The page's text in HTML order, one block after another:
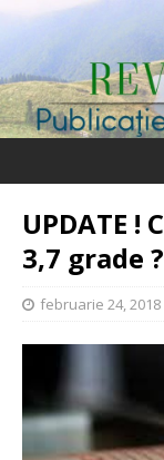
UPDATE
3,7 grade ?
februarie 24, 2018